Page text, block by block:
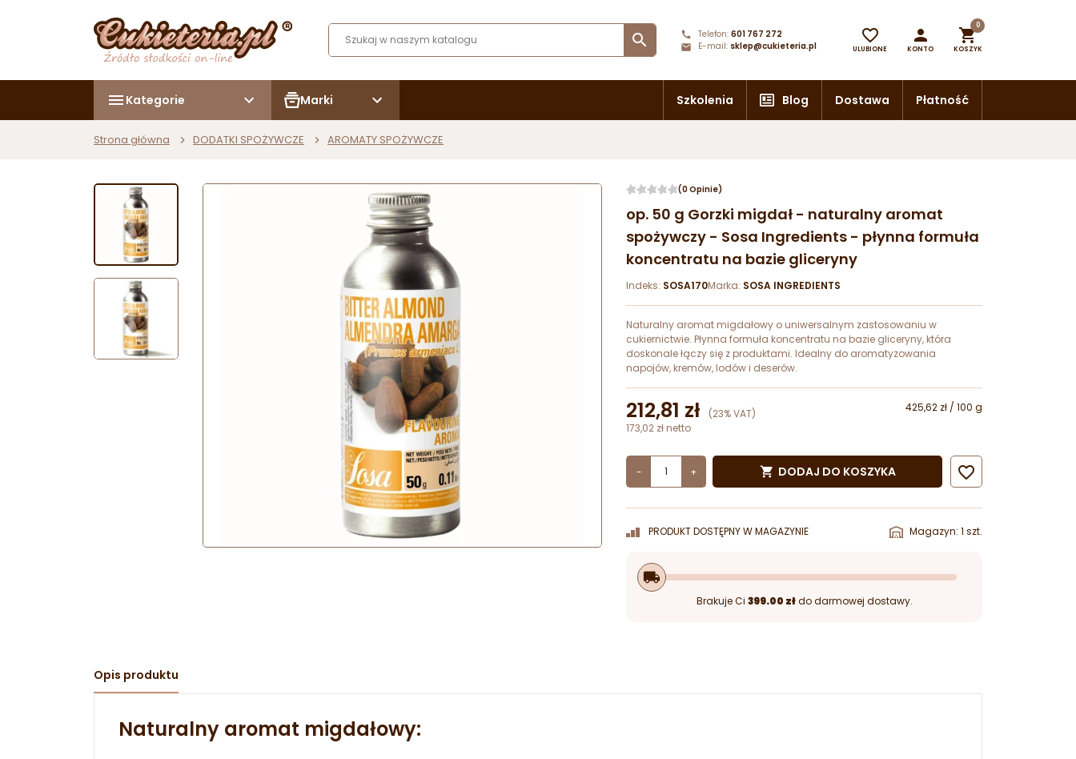
 Telefon: 601 767 272
E-mail: sklep@cukieteria.pl

ULUBIONE

KONTO

0
KOSZYK
Kategorie Marki Szkolenia Blog Dostawa Płatność
Strona główna DODATKI SPOŻYWCZE AROMATY SPOŻYWCZE
(0 Opinie)
op. 50 g Gorzki migdał - naturalny aromat
spożywczy - Sosa Ingredients - płynna formuła
koncentratu na bazie gliceryny
Indeks: SOSA170Marka: SOSA INGREDIENTS
Naturalny aromat migdałowy o uniwersalnym zastosowaniu w
cukiernictwie. Płynna formuła koncentratu na bazie gliceryny, która
doskonale łączy się z produktami. Idealny do aromatyzowania
napojów, kremów, lodów i deserów.
212,81 zł (23% VAT)
425,62 zł / 100 g
173,02 zł netto
- +  DODAJ DO KOSZYKA 
PRODUKT DOSTĘPNY W MAGAZYNIE Magazyn: 1 szt.
local_shipping
Brakuje Ci 399.00 złdo darmowej dostawy.
Opis produktu
Naturalny aromat migdałowy: